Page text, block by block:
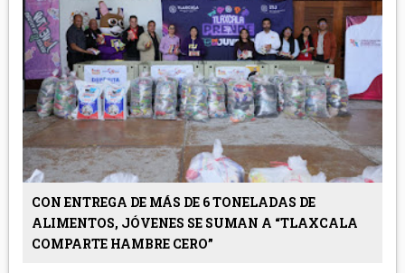
CON ENTREGA DE MÁS DE 6 TONELADAS DE
ALIMENTOS, JÓVENES SE SUMAN A “TLAXCALA
COMPARTE HAMBRE CERO”